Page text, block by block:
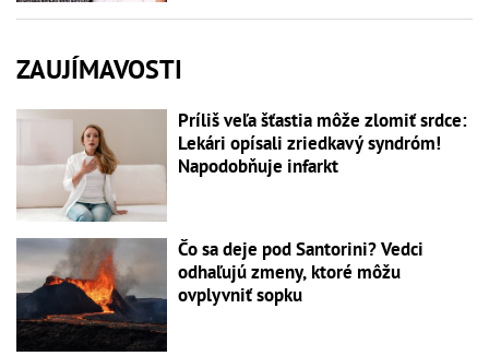
ZAUJÍMAVOSTI
Príliš veľa šťastia môže zlomiť srdce:
Lekári opísali zriedkavý syndróm!
Napodobňuje infarkt
Čo sa deje pod Santorini? Vedci
odhaľujú zmeny, ktoré môžu
ovplyvniť sopku